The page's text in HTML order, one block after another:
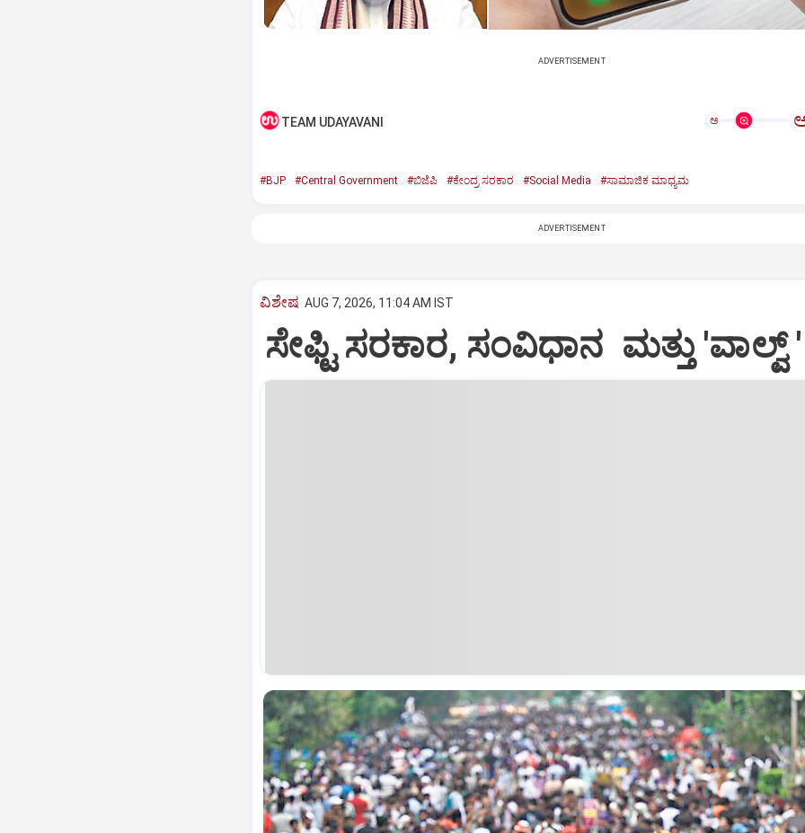
ADVERTISEMENT
TEAM UDAYAVANI ಅ
#BJP #Central Government #ಬಿಜೆಪಿ #ಕೇಂದ್ರ ಸರಕಾರ #Social Media #ಸಾಮಾಜಿಕ ಮಾಧ್ಯಮ
ADVERTISEMENT
ವಿಶೇಷ AUG 7, 2026, 11:04 AM IST
ಸೇಫ್ಟಿ ಸರಕಾರ, ಸಂವಿಧಾನ ಮತ್ತು 'ವಾಲ್ವ್ '